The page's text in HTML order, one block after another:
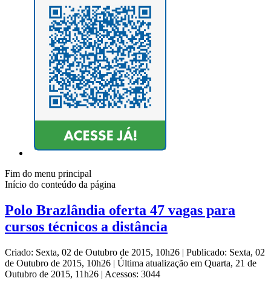
Fim do menu principal
Início do conteúdo da página
Polo Brazlândia oferta 47 vagas para
cursos técnicos a distância
Criado: Sexta, 02 de Outubro de 2015, 10h26 | Publicado: Sexta, 02
de Outubro de 2015, 10h26 | Última atualização em Quarta, 21 de
Outubro de 2015, 11h26 | Acessos: 3044